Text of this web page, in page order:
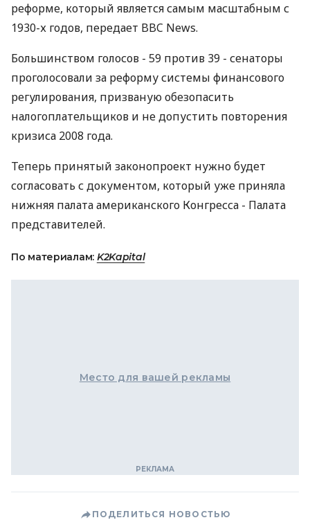
реформе, который является самым масштабным с
1930-х годов, передает BBC News.
Большинством голосов - 59 против 39 - сенаторы
проголосовали за реформу системы финансового
регулирования, призваную обезопасить
налогоплательщиков и не допустить повторения
кризиса 2008 года.
Теперь принятый законопроект нужно будет
согласовать с документом, который уже приняла
нижняя палата американского Конгресса - Палата
представителей.
По материалам: K2Kapital
Место для вашей рекламы
ПОДЕЛИТЬСЯ НОВОСТЬЮ